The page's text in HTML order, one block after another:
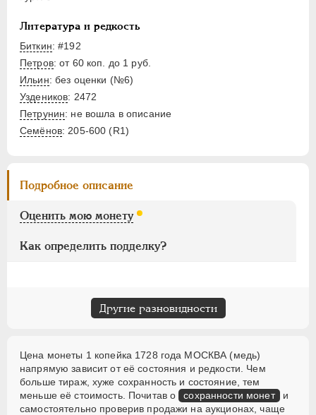
Литература и редкость
Биткин: #192
Петров: от 60 коп. до 1 руб.
Ильин: без оценки (№6)
Уздеников: 2472
Петрунин: не вошла в описание
Семёнов: 205-600 (R1)
Подробное описание
Оценить мою монету
Как определить подделку?
Другие разновидности
Цена монеты 1 копейка 1728 года МОСКВА (медь)
напрямую зависит от её состояния и редкости. Чем
больше тираж, хуже сохранность и состояние, тем
меньше её стоимость. Почитав о сохранности монет и
самостоятельно проверив продажи на аукционах, чаще
ВРЕМЕННОЕ ПРАВ.
ИНОСТРАННЫЕ